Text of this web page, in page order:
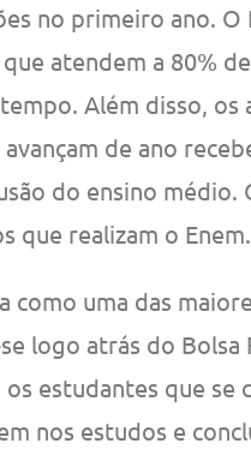
no primeiro ano. O
atendem a 80%
Além disso, os
de ano
do ensino
que realizam o Enem.
como uma das
logo atrás do
estudantes que
nos estudos e